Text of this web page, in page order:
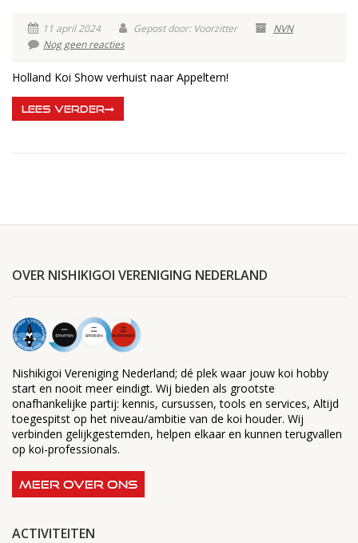
11 april 2024 Gepost door: Voorzitter
NVN
Nog geen reacties
Holland Koi Show verhuist naar Appeltern!
LEES VERDER
OVER NISHIKIGOI VERENIGING NEDERLAND
Nishikigoi Vereniging Nederland; dé plek waar jouw koi hobby
start en nooit meer eindigt. Wij bieden als grootste
onafhankelijke partij: kennis, cursussen, tools en services, Altijd
toegespitst op het niveau/ambitie van de koi houder. Wij
verbinden gelijkgestemden, helpen elkaar en kunnen terugvallen
op koi-professionals.
MEER OVER ONS
ACTIVITEITEN